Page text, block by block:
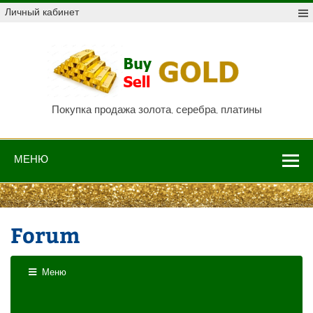
Skip
toЛичный кабинет
Покупка продажа золота, серебра, платины
МЕНЮ
Forum
Меню